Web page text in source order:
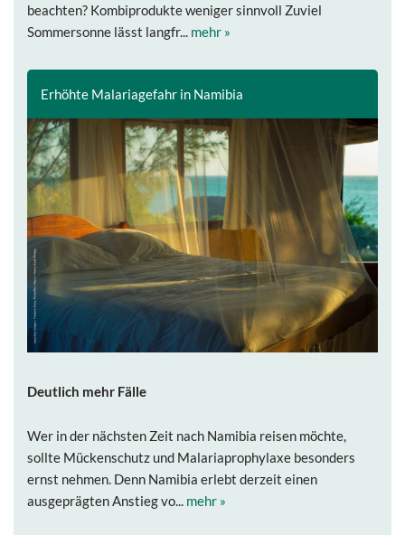
beachten? Kombiprodukte weniger sinnvoll Zuviel
Sommersonne lässt langfr... mehr »
Erhöhte Malariagefahr in Namibia
Deutlich mehr Fälle
Wer in der nächsten Zeit nach Namibia reisen möchte,
sollte Mückenschutz und Malariaprophylaxe besonders
ernst nehmen. Denn Namibia erlebt derzeit einen
ausgeprägten Anstieg vo... mehr »